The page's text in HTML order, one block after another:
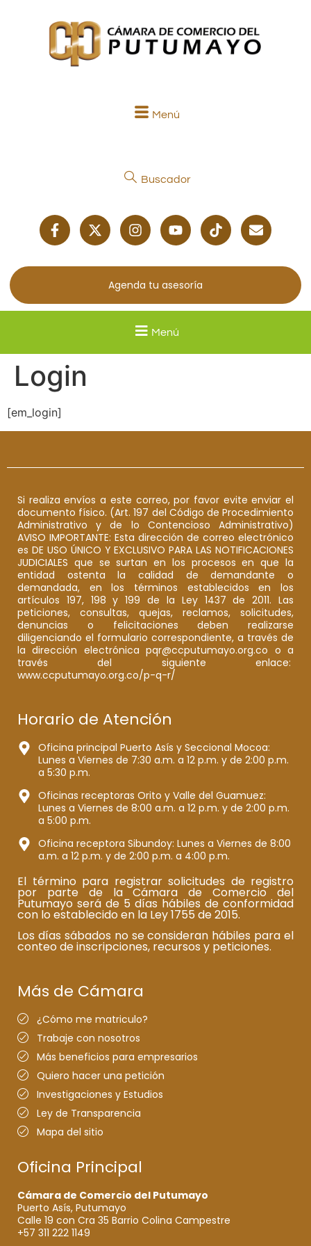
Menú
Buscador
Agenda tu asesoría
Menú
Login
[em_login]
Si realiza envíos a este correo, por favor evite enviar el
documento físico. (Art. 197 del Código de Procedimiento
Administrativo y de lo Contencioso Administrativo)
AVISO IMPORTANTE: Esta dirección de correo electrónico
es DE USO ÚNICO Y EXCLUSIVO PARA LAS NOTIFICACIONES
JUDICIALES que se surtan en los procesos en que la
entidad ostenta la calidad de demandante o
demandada, en los términos establecidos en los
artículos 197, 198 y 199 de la Ley 1437 de 2011. Las
peticiones, consultas, quejas, reclamos, solicitudes,
denuncias o felicitaciones deben realizarse
diligenciando el formulario correspondiente, a través de
la dirección electrónica pqr@ccputumayo.org.co o a
través del siguiente enlace:
www.ccputumayo.org.co/p-q-r/
Horario de Atención
Oficina principal Puerto Asís y Seccional Mocoa:
Lunes a Viernes de 7:30 a.m. a 12 p.m. y de 2:00 p.m.
a 5:30 p.m.
Oficinas receptoras Orito y Valle del Guamuez:
Lunes a Viernes de 8:00 a.m. a 12 p.m. y de 2:00 p.m.
a 5:00 p.m.
Oficina receptora Sibundoy: Lunes a Viernes de 8:00
a.m. a 12 p.m. y de 2:00 p.m. a 4:00 p.m.
El término para registrar solicitudes de registro
por parte de la Cámara de Comercio del
Putumayo será de 5 días hábiles de conformidad
con lo establecido en la Ley 1755 de 2015.
Los días sábados no se consideran hábiles para el
conteo de inscripciones, recursos y peticiones.
Más de Cámara
¿Cómo me matriculo?
Trabaje con nosotros
Más beneficios para empresarios
Quiero hacer una petición
Investigaciones y Estudios
Ley de Transparencia
Mapa del sitio
Oficina Principal
Cámara de Comercio del Putumayo
Puerto Asís, Putumayo
Calle 19 con Cra 35 Barrio Colina Campestre
+57 311 222 1149